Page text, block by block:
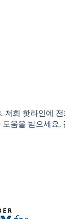
저희 핫라인에
움을 받으세요.